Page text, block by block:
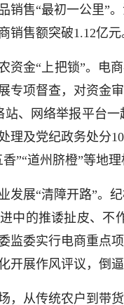
销售“最初一公里”
销售额突破1.12亿元
金“上把锁”。电商
专项督查，对资金
站、网络举报平台
理及党纪政务处分
”“道州脐橙”等地
展“清障开路”。纪
中的推诿扯皮、
监委实行电商重点
开展作风评议，倒
从传统农户到带货